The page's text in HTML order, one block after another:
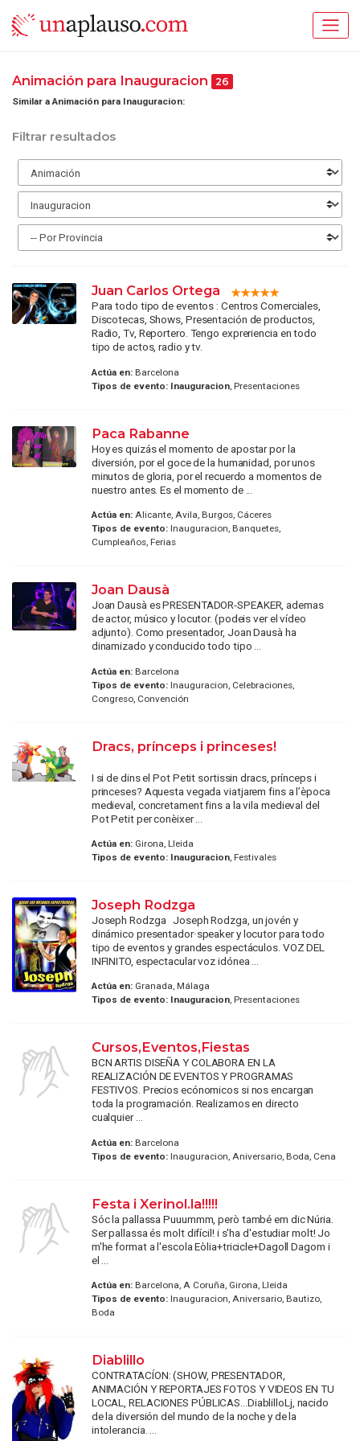
Animación para Inauguracion 26
Similar a Animación para Inauguracion:
Filtrar resultados
Juan Carlos Ortega
Para todo tipo de eventos : Centros Comerciales,
Discotecas, Shows, Presentación de productos,
Radio, Tv, Reportero. Tengo expreriencia en todo
tipo de actos, radio y tv.
Actúa en:Barcelona
Tipos de evento: Inauguracion, Presentaciones
Paca Rabanne
Hoy es quizás el momento de apostar por la
diversión, por el goce de la humanidad, por unos
minutos de gloria, por el recuerdo a momentos de
nuestro antes. Es el momento de ...
Actúa en:Alicante, Avila, Burgos, Cáceres
Tipos de evento:Inauguracion, Banquetes,
Cumpleaños, Ferias
Joan Dausà
Joan Dausà es PRESENTADOR-SPEAKER, ademas
de actor, músico y locutor. (podeis ver el vídeo
adjunto). Como presentador, Joan Dausà ha
dinamizado y conducido todo tipo ...
Actúa en:Barcelona
Tipos de evento:Inauguracion, Celebraciones,
Congreso, Convención
Dracs, prínceps i princeses!
I si de dins el Pot Petit sortissin dracs, prínceps i
princeses? Aquesta vegada viatjarem fins a l’època
medieval, concretament fins a la vila medieval del
Pot Petit per conèixer ...
Actúa en:Girona, Lleida
Tipos de evento: Inauguracion, Festivales
Joseph Rodzga
Joseph Rodzga Joseph Rodzga, un jovén y
dinámico presentador·speaker y locutor para todo
tipo de eventos y grandes espectáculos. VOZ DEL
INFINITO, espectacular voz idónea ...
Actúa en:Granada, Málaga
Tipos de evento: Inauguracion, Presentaciones
Cursos,Eventos,Fiestas
BCN ARTIS DISEÑA Y COLABORA EN LA
REALIZACIÓN DE EVENTOS Y PROGRAMAS
FESTIVOS. Precios ecónomicos si nos encargan
toda la programación. Realizamos en directo
cualquier ...
Actúa en:Barcelona
Tipos de evento:Inauguracion, Aniversario, Boda, Cena
Festa i Xerinol.la!!!!!
Sóc la pallassa Puuummm, però també em dic Núria.
Ser pallassa és molt difícil! i s'ha d'estudiar molt! Jo
m'he format a l'escola Eòlia+tricicle+Dagoll Dagom i
el ...
Actúa en:Barcelona, A Coruña, Girona, Lleida
Tipos de evento:Inauguracion, Aniversario, Bautizo,
Boda
Diablillo
CONTRATACÍON: (SHOW, PRESENTADOR,
ANIMACIÓN Y REPORTAJES FOTOS Y VIDEOS EN TU
LOCAL, RELACIONES PÚBLICAS...DiablilloLj, nacido
de la diversión del mundo de la noche y de la
intolerancia. ...